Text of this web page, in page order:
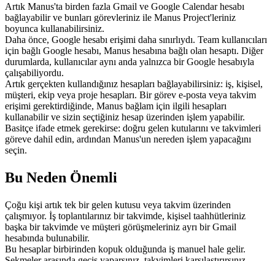
Artık Manus'ta birden fazla Gmail ve Google Calendar hesabı
bağlayabilir ve bunları görevleriniz ile Manus Project'leriniz
boyunca kullanabilirsiniz.
Daha önce, Google hesabı erişimi daha sınırlıydı. Team kullanıcıları
için bağlı Google hesabı, Manus hesabına bağlı olan hesaptı. Diğer
durumlarda, kullanıcılar aynı anda yalnızca bir Google hesabıyla
çalışabiliyordu.
Artık gerçekten kullandığınız hesapları bağlayabilirsiniz: iş, kişisel,
müşteri, ekip veya proje hesapları. Bir görev e-posta veya takvim
erişimi gerektirdiğinde, Manus bağlam için ilgili hesapları
kullanabilir ve sizin seçtiğiniz hesap üzerinden işlem yapabilir.
Basitçe ifade etmek gerekirse: doğru gelen kutularını ve takvimleri
göreve dahil edin, ardından Manus'un nereden işlem yapacağını
seçin.
Bu Neden Önemli
Çoğu kişi artık tek bir gelen kutusu veya takvim üzerinden
çalışmıyor. İş toplantılarınız bir takvimde, kişisel taahhütleriniz
başka bir takvimde ve müşteri görüşmeleriniz ayrı bir Gmail
hesabında bulunabilir.
Bu hesaplar birbirinden kopuk olduğunda iş manuel hale gelir.